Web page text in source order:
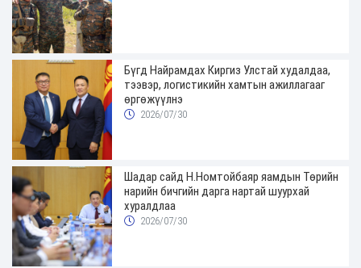
Бүгд Найрамдах Киргиз Улстай худалдаа,
тээвэр, логистикийн хамтын ажиллагааг
өргөжүүлнэ
2026/07/30
Шадар сайд Н.Номтойбаяр яамдын Төрийн
нарийн бичгийн дарга нартай шуурхай
хуралдлаа
2026/07/30